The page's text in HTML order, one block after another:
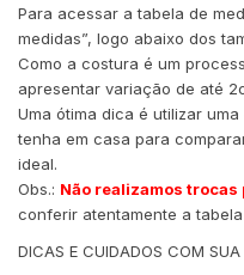
Para acessar a tabela de
medidas”, logo abaixo dos
Como a costura é um
apresentar variação de até
Uma ótima dica é utilizar
tenha em casa para
ideal.
Obs.: Não realizamos trocas
conferir atentamente a
DICAS E CUIDADOS COM